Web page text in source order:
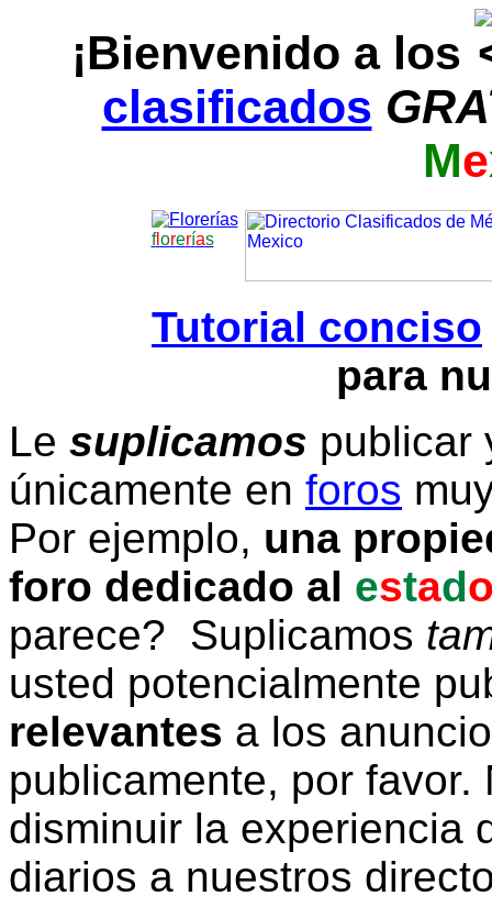
¡Bienvenido a los
clasificados
Me
florerías
Tutorial conciso
para
Le suplicamos publicar
únicamente en foros
Por ejemplo, una
foro dedicado al estad
parece? Suplicamos
usted potencialmente
relevantes a los
publicamente, por
disminuir la experiencia
diarios a nuestros